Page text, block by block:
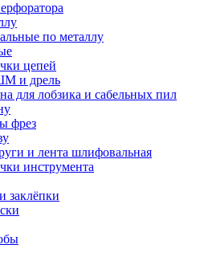
по металлу
цепей
и дрель
для лобзика и сабельных пил
фрез
и лента шлифовальная
инструмента
заклёпки